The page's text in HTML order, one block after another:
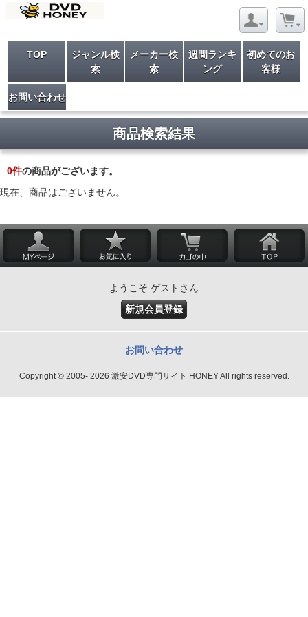
TOP
ジャンル検
索
メーカー検
索
週間ランキ
ング
初めてのお
客様
お問い合わせ
商品検索結果
0件の商品がございます。
現在、商品はございません。
ようこそ ゲストさん
新規会員登録
お問い合わせ
Copyright © 2005- 2026 激安DVD専門サイト HONEY All rights reserved.